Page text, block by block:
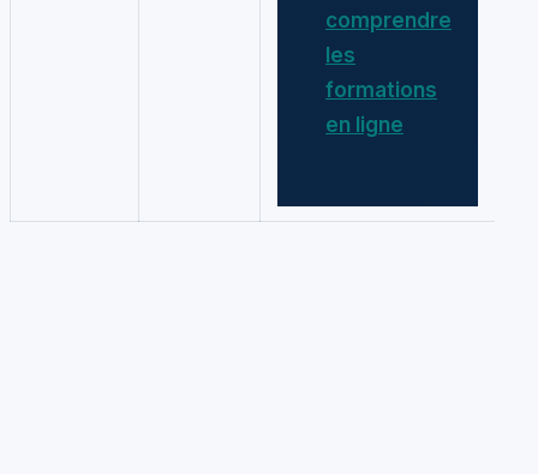
comprendre
les
formations
en ligne